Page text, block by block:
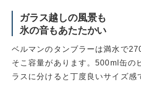
ガラス越しの風景も
氷の音もあたたかい
ベルマンのタンブラーは満水で
そこ容量があります。500ml缶の
ラスに分けると丁度良いサイズ感